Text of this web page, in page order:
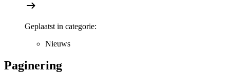
Geplaatst in categorie:
Nieuws
Paginering